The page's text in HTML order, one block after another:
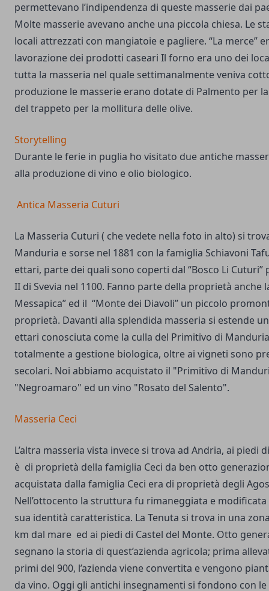
permettevano l’indipendenza di queste masserie dai
Molte masserie avevano anche una piccola chiesa. Le
locali attrezzati con mangiatoie e pagliere. “La merce”
lavorazione dei prodotti caseari Il forno era uno dei
tutta la masseria nel quale settimanalmente veniva
produzione le masserie erano dotate di Palmento per
del trappeto per la mollitura delle olive.
Storytelling
Durante le ferie in puglia ho visitato due antiche
alla produzione di vino e olio biologico.
Antica Masseria Cuturi
La Masseria Cuturi ( che vedete nella foto in alto) si
Manduria e sorse nel 1881 con la famiglia Schiavoni
ettari, parte dei quali sono coperti dal “Bosco Li Cuturi”
II di Svevia nel 1100. Fanno parte della proprietà anche
Messapica” ed il “Monte dei Diavoli” un piccolo
proprietà. Davanti alla splendida masseria si estende
ettari conosciuta come la culla del Primitivo di Manduria.
totalmente a gestione biologica, oltre ai vigneti sono
secolari. Noi abbiamo acquistato il "Primitivo di
"Negroamaro" ed un vino "Rosato del Salento".
Masseria Ceci
L’altra masseria vista invece si trova ad Andria, ai piedi
è di proprietà della famiglia Ceci da ben otto
acquistata dalla famiglia Ceci era di proprietà degli
Nell’ottocento la struttura fu rimaneggiata e
sua identità caratteristica. La Tenuta si trova in una
km dal mare ed ai piedi di Castel del Monte. Otto
segnano la storia di quest’azienda agricola; prima
primi del 900, l’azienda viene convertita e vengono
da vino. Oggi gli antichi insegnamenti si fondono con